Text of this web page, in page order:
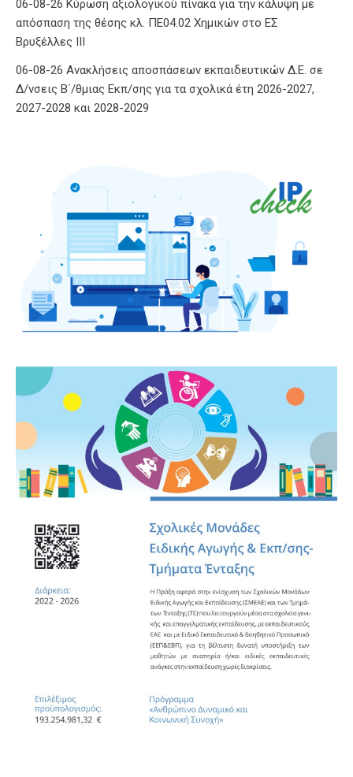
06-08-26 Κύρωση αξιολογικού πίνακα για την κάλυψη με
απόσπαση της θέσης κλ. ΠΕ04.02 Χημικών στο ΕΣ
Βρυξέλλες ΙΙΙ
06-08-26 Ανακλήσεις αποσπάσεων εκπαιδευτικών Δ.Ε. σε
Δ/νσεις Β΄/θμιας Εκπ/σης για τα σχολικά έτη 2026-2027,
2027-2028 και 2028-2029